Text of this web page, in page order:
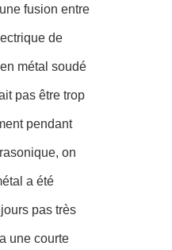
fusion entre
de
métal soudé
pas être trop
pendant
on
a été
pas très
une courte